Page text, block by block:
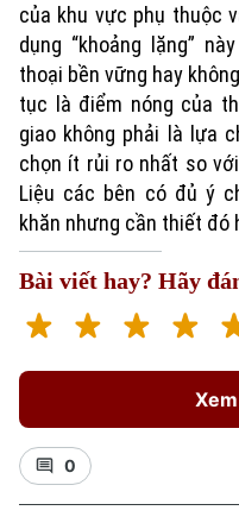
của khu vực phụ thuộc
dụng “khoảng lặng”
thoại bền vững hay
tục là điểm nóng của
giao không phải là lựa
chọn ít rủi ro nhất so
Liệu các bên có đủ ý
khăn nhưng cần thiết đó
Bài viết hay? Hãy
0